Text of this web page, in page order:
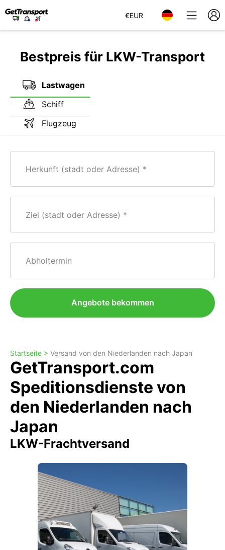
€EUR
Bestpreis für LKW-Transport
Lastwagen
Schiff
Flugzeug
Herkunft (stadt oder Adresse)
Ziel (stadt oder Adresse)
Abholtermin
Angebote bekommen
Startseite > Versand von den Niederlanden nach Japan
GetTransport.com
Speditionsdienste von
den Niederlanden nach
Japan
LKW-Frachtversand